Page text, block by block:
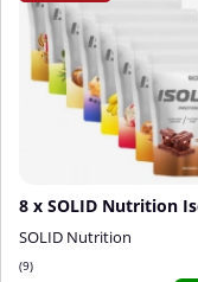
SOLID Nutrition
9